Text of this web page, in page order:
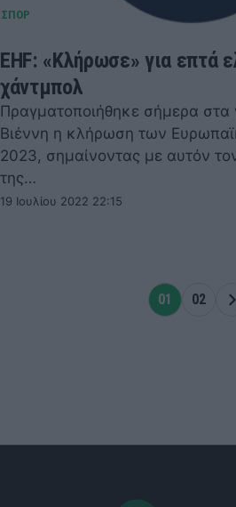
EHF: «Κλήρωσε» για επτά
χάντμπολ
Πραγματοποιήθηκε σήμερα στα
Βιέννη η κλήρωση των
2023, σημαίνοντας με αυτόν
της…
19 Ιουλίου 2022 22:15
01 02